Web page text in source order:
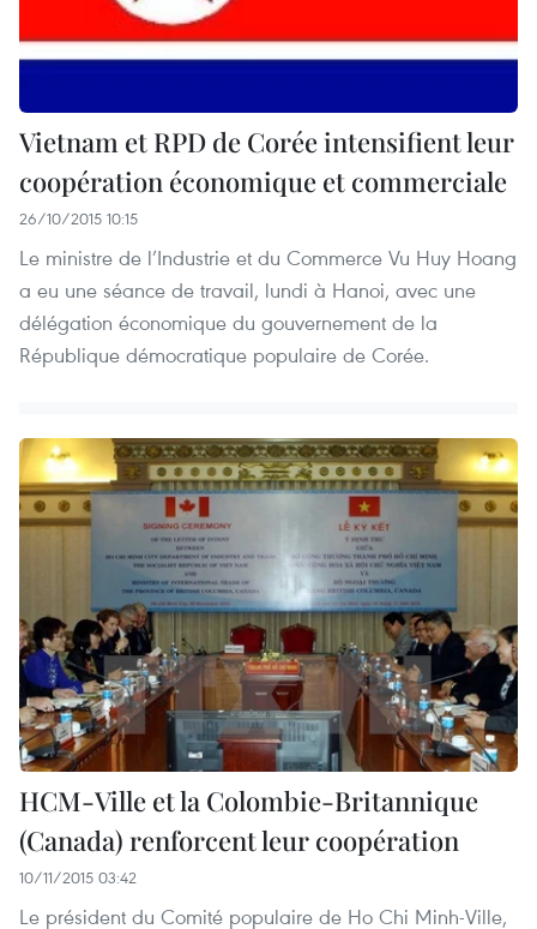
Vietnam et RPD de Corée intensifient leur
coopération économique et commerciale
26/10/2015 10:15
Le ministre de l’Industrie et du Commerce Vu Huy Hoang
a eu une séance de travail, lundi à Hanoi, avec une
délégation économique du gouvernement de la
République démocratique populaire de Corée.
H​CM-Ville et la Colombie-Britannique
(Canada) renforcent leur coopération
10/11/2015 03:42
Le président du Comité populaire de Ho Chi Minh-Ville,